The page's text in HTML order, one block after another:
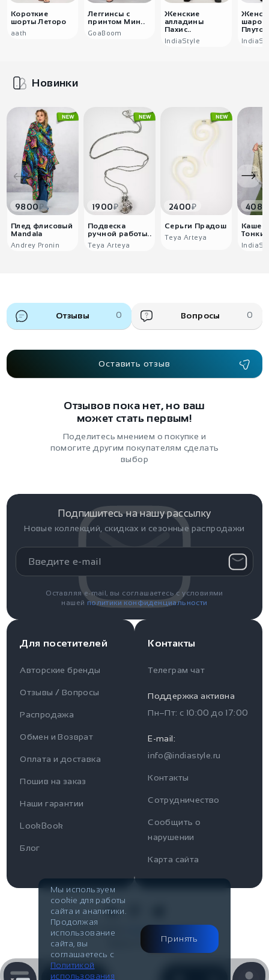
Контакты
Часы работы поддержки
Пн-Пт c 10:00 до 17:00
Telegram
E-mail
info@indiastyle.ru
Для пользователя
Информация
Наши гарантии
Контакты
Публичная оферта
Look Book
Короткие
шорты Леторо
аath
Леггинсы с
принтом Мин..
GoaBoom
Женские
алладины
Пахис..
IndiaStyle
Плуто..
Новинки
9800₽
Плед флисовый
Mandala
Andrey Pronin
1900₽
Подвеска
ручной работы..
Teya Arteya
2400₽
Серьги Прадош
Teya Arteya
4080
Отзывы 0 Вопросы 0
Оставить отзыв
Отзывов пока нет, но ваш
может стать первым!
Поделитесь мнением о покупке и
помогите другим покупателям сделать
выбор
Мы используем
cookie для работы
сайта и аналитики.
Продолжая
использование
сайта, вы
соглашаетесь с
Политикой
использования
Принять
Для посетителей
Авторские бренды
Отзывы / Вопросы
Распродажа
Обмен и Возврат
Оплата и доставка
Пошив на заказ
Наши гарантии
LookBook
Блог
Подпишитесь на нашу рассылку
Новые коллекций, скидках и сезонные распродажи
Оставляя e-mail, вы соглашаетесь с условиями
нашей политики конфиденциальности
Контакты
Телеграм чат
Поддержка активна
Пн–Пт: с 10:00 до 17:00
E-mail:
info@indiastyle.ru
Контакты
Сотрудничество
Сообщить о
нарушении
Карта сайта
© 2007-2026
Публичная оферта
Made in Flow